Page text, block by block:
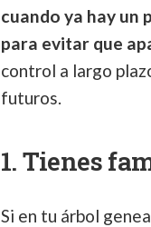
cuando ya hay un
para evitar que
control a largo
futuros.
1. Tienes
Si en tu árbol